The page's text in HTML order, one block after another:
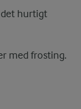
hurtigt
med frosting.